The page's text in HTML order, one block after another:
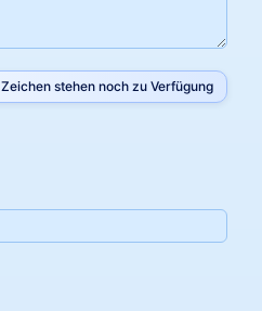
Zeichen stehen noch zu Verfügung